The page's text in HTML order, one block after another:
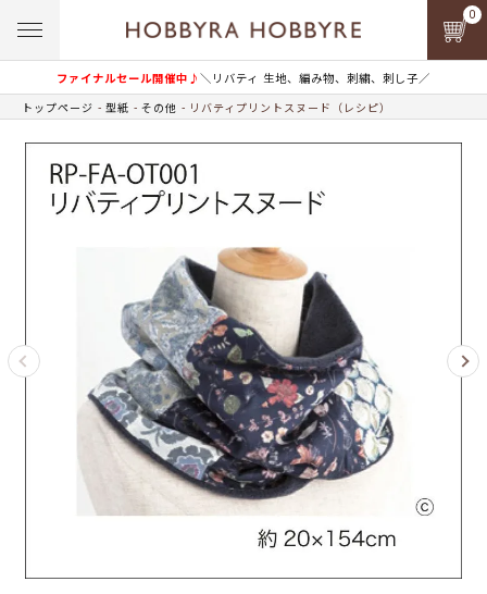
ファイナルセール開催中♪＼リバティ 生地、編み物、刺繍、刺し子／
0
トップページ 型紙 その他 リバティプリントスヌード（レシピ）